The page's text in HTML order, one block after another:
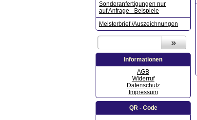
Sonderanfertigungen nur
auf Anfrage - Beispiele
Meisterbrief /Auszeichnungen
Informationen
AGB
Widerruf
Datenschutz
Impressum
QR - Code